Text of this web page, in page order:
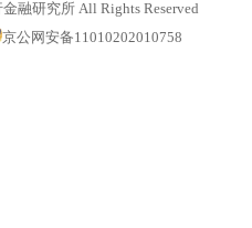
编：100033
金融研究所 All Rights Reserved